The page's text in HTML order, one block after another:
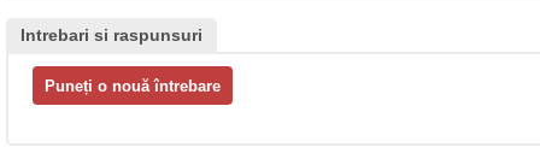
Intrebari si raspunsuri